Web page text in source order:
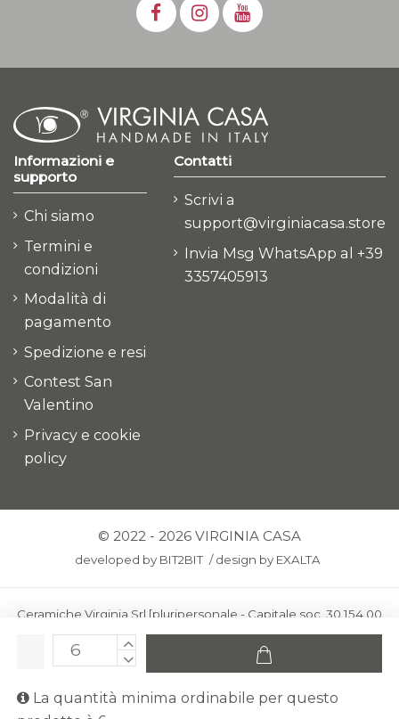
La quantità minima ordinabile per questo
Informazioni e
supporto
Chi siamo
Termini e
condizioni
Modalità di
pagamento
Spedizione e resi
Contest San
Valentino
Privacy e cookie
policy
Contatti
Scrivi a
support@virginiacasa.store
Invia Msg WhatsApp al +39
3357405913
© 2022 - 2026 VIRGINIA CASA
developed by BIT2BIT /design by EXALTA
Ceramiche Virginia Srl [pluripersonale - Capitale soc. 30.154,00
euro i.v.] - Via Virginio 378 – 50025 Montespertoli, loc. Anselmo
ceramichevirginia@pec.it